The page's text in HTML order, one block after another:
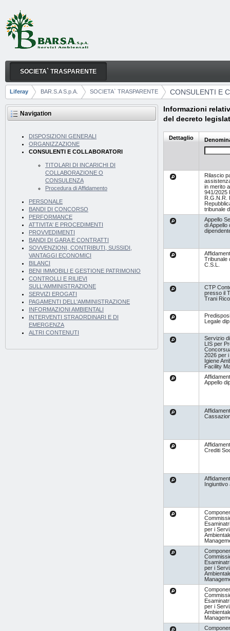
Skip to Content
CONSULENTI E COLLABORATORI
Navigation
SOCIETA` TRASPARENTE
Breadcrumbs
Liferay BAR.S.A S.p.A. SOCIETA` TRASPARENTE CONSULENTI E
Navigation
DISPOSIZIONI GENERALI
ORGANIZZAZIONE
CONSULENTI E COLLABORATORI
TITOLARI DI INCARICHI DI
COLLABORAZIONE O
CONSULENZA
Procedura di Affidamento
PERSONALE
BANDI DI CONCORSO
PERFORMANCE
ATTIVITA' E PROCEDIMENTI
PROVVEDIMENTI
BANDI DI GARA E CONTRATTI
SOVVENZIONI, CONTRIBUTI, SUSSIDI,
VANTAGGI ECONOMICI
BILANCI
BENI IMMOBILI E GESTIONE PATRIMONIO
CONTROLLI E RILIEVI
SULL'AMMINISTRAZIONE
SERVIZI EROGATI
PAGAMENTI DELL'AMMINISTRAZIONE
INFORMAZIONI AMBIENTALI
INTERVENTI STRAORDINARI E DI
EMERGENZA
ALTRI CONTENUTI
Informazioni
del decreto
Dettaglio
Rilascio
in merito
941/2025
R.G.N.R.
tribunale
Appello
di Appello
Tribunale
C.S.L.
CTP
presso il
Trani
Legale
Servizio
LIS per
2026 per
Igiene
Facility
Appello
Crediti
Ingiuntivo
per i
per i
per i